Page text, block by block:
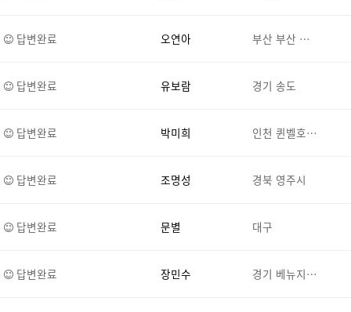
답변완료 오연아 부산 부산 …
답변완료 유보람 경기 송도
답변완료 박미희 인천 퀸벨호…
답변완료 조명성 경북 영주시
답변완료 문별 대구
답변완료 장민수 경기 베뉴지…